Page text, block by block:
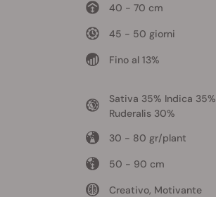
40 - 70 cm
45 - 50 giorni
Fino al 13%
Sativa 35% Indica 35%
Ruderalis 30%
30 - 80 gr/plant
50 - 90 cm
Creativo, Motivante